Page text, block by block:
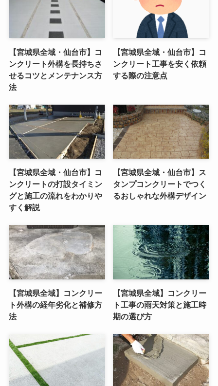
【宮城県全域・仙台市】コ
ンクリート外構を長持ちさ
せるコツとメンテナンス方
法
【宮城県全域・仙台市】コ
ンクリート工事を安く依頼
する際の注意点
【宮城県全域・仙台市】コ
ンクリートの打設タイミン
グと施工の流れをわかりや
すく解説
【宮城県全域・仙台市】ス
タンプコンクリートでつく
るおしゃれな外構デザイン
【宮城県全域】コンクリー
ト外構の経年劣化と補修方
法
【宮城県全域】コンクリー
ト工事の雨天対策と施工時
期の選び方